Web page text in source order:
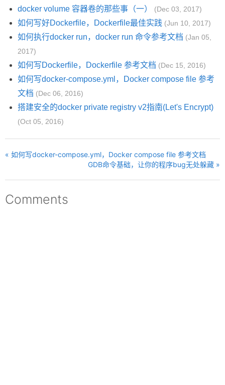
docker volume 容器卷的那些事（一） (Dec 03, 2017)
如何写好Dockerfile，Dockerfile最佳实践 (Jun 10, 2017)
如何执行docker run，docker run 命令参考文档 (Jan 05,
2017)
如何写Dockerfile，Dockerfile 参考文档 (Dec 15, 2016)
如何写docker-compose.yml，Docker compose file 参考
文档 (Dec 06, 2016)
搭建安全的docker private registry v2指南(Let's Encrypt)
(Oct 05, 2016)
« 如何写docker-compose.yml，Docker compose file 参考文档
GDB命令基础，让你的程序bug无处躲藏 »
Comments